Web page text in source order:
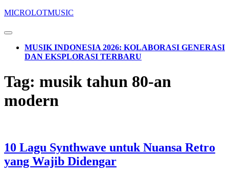
Skip
content
content
MICROLOTMUSIC
Open
ButtonMUSIK INDONESIA 2026: KOLABORASI GENERASI
DAN EKSPLORASI TERBARU
BUTTON
Tag: musik tahun 80-an
modern
10 Lagu Synthwave untuk Nuansa Retro
yang Wajib Didengar10